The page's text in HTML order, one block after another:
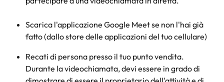
Scarica l'applicazione Google Meet se non l'hai già
fatto (dallo store delle applicazioni del tuo cellulare)
Recati di persona presso il tuo punto vendita.
Durante la videochiamata, devi essere in grado di